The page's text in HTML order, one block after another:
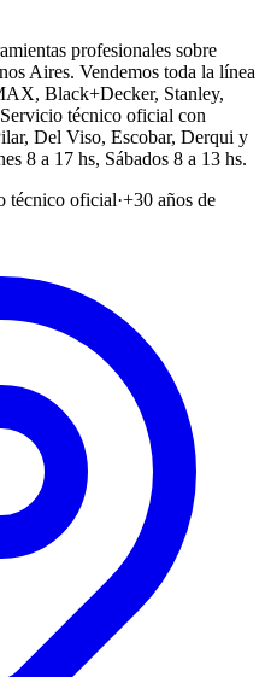
profesionales sobre
Aires. Vendemos toda la línea
Black+Decker, Stanley,
técnico oficial con
Del Viso, Escobar, Derqui y
8 a 17 hs, Sábados 8 a 13 hs.
técnico oficial·+30 años de